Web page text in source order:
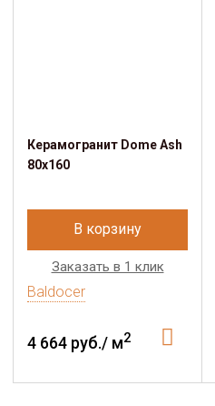
Керамогранит Dome Ash
80x160
В корзину
Заказать в 1 клик
Baldocer
4 664 руб./ м2